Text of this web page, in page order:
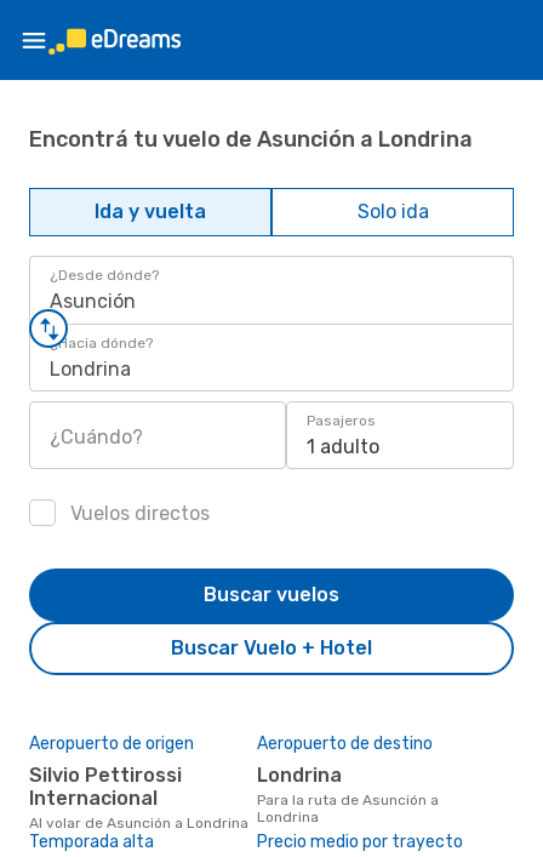
Encontrá tu vuelo de Asunción a Londrina
Ida y vuelta Solo ida
¿Desde dónde?
Asunción
¿Hacia dónde?
Londrina
¿Cuándo?
Pasajeros
1 adulto
Vuelos directos
Buscar Vuelo + Hotel
Buscar vuelos
Aeropuerto de origen
Silvio Pettirossi
Internacional
Al volar de Asunción a Londrina
Aeropuerto de destino
Londrina
Para la ruta de Asunción a
Londrina
Temporada alta Precio medio por trayecto